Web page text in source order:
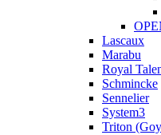
Lascaux
Marabu
Royal
Schmincke
Sennelier
System3
Triton